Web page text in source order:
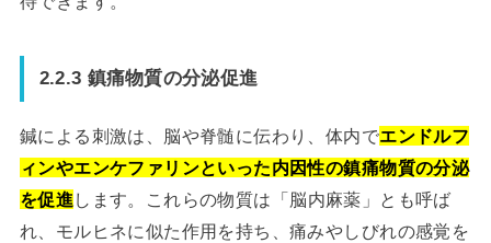
2.2.3 鎮痛物質の分泌促進
鍼による刺激は、脳や脊髄に伝わり、体内でエンドルフ
ィンやエンケファリンといった内因性の鎮痛物質の分泌
を促進 します。これらの物質は「脳内麻薬」とも呼ば
れ、モルヒネに似た作用を持ち、痛みやしびれの感覚を